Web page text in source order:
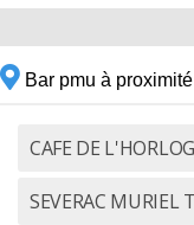
Bar pmu à
CAFE DE
SEVERAC MURIEL